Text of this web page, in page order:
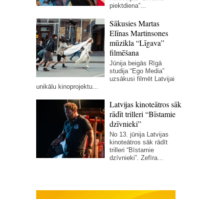
piektdiena”...
Sākusies Martas
Elīnas Martinsones
mūzikla “Līgava”
filmēšana
Jūnija beigās Rīgā
studija “Ego Media”
uzsākusi filmēt Latvijai
unikālu kinoprojektu...
Latvijas kinoteātros sāk
rādīt trilleri “Bīstamie
dzīvnieki”
No 13. jūnija Latvijas
kinoteātros sāk rādīt
trilleri “Bīstamie
dzīvnieki”. Zefīra...